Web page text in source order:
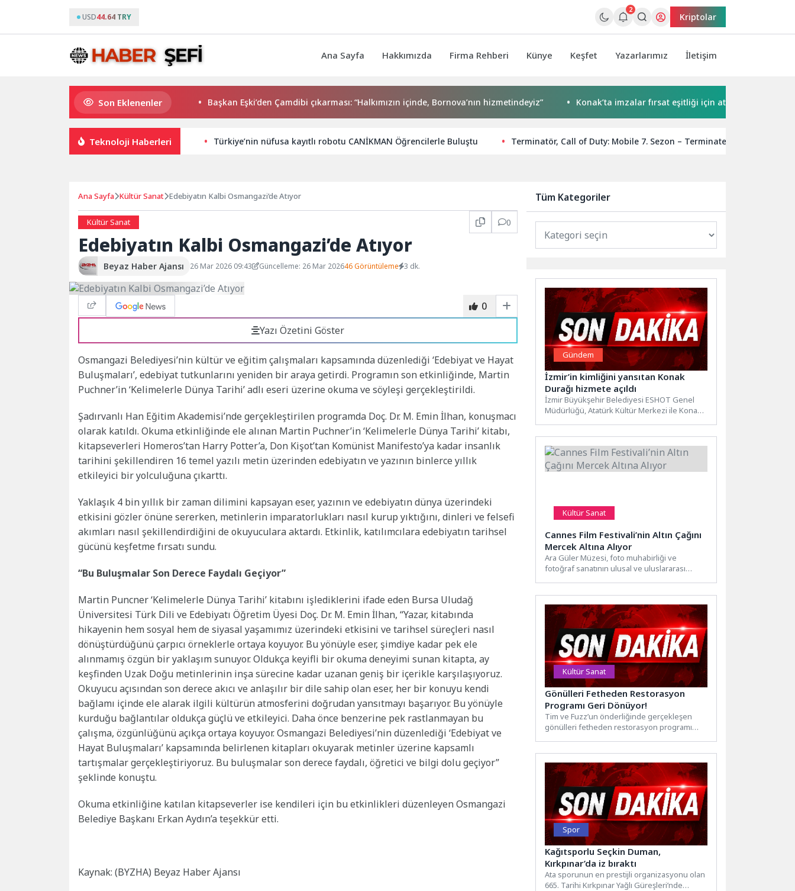
USD44.64 TRY
2
Kriptolar
Ana Sayfa Hakkımızda Firma Rehberi Künye Keşfet Yazarlarımız İletişim
Son Eklenenler
K. Menderes’te AKTAŞ Bereketi Başkan Eşki’den Çamdibi çıkarması: “Halkımızın içinde, Bornova’nın hizmetindeyiz” Konak’ta imzalar fırsat eşitliği için atıldı
Teknoloji Haberleri Türkiye’nin nüfusa kayıtlı robotu CANİKMAN Öğrencilerle Buluştu Terminatör, Call of Duty: Mobile 7. Sezon – Terminated ile Geliyor
Ana Sayfa Kültür Sanat Edebiyatın Kalbi Osmangazi’de Atıyor
Kültür Sanat 0
Edebiyatın Kalbi Osmangazi’de Atıyor
Beyaz Haber Ajansı 26 Mar 2026 09:43 Güncelleme: 26 Mar 202646 Görüntüleme 3 dk.
0
Yazı Özetini Göster
Osmangazi Belediyesi’nin kültür ve eğitim çalışmaları kapsamında düzenlediği ‘Edebiyat ve Hayat
Buluşmaları’, edebiyat tutkunlarını yeniden bir araya getirdi. Programın son etkinliğinde, Martin
Puchner’in ‘Kelimelerle Dünya Tarihi’ adlı eseri üzerine okuma ve söyleşi gerçekleştirildi.
Şadırvanlı Han Eğitim Akademisi’nde gerçekleştirilen programda Doç. Dr. M. Emin İlhan, konuşmacı
olarak katıldı. Okuma etkinliğinde ele alınan Martin Puchner’in ‘Kelimelerle Dünya Tarihi’ kitabı,
kitapseverleri Homeros’tan Harry Potter’a, Don Kişot’tan Komünist Manifesto’ya kadar insanlık
tarihini şekillendiren 16 temel yazılı metin üzerinden edebiyatın ve yazının binlerce yıllık
etkileyici bir yolculuğuna çıkarttı.
Yaklaşık 4 bin yıllık bir zaman dilimini kapsayan eser, yazının ve edebiyatın dünya üzerindeki
etkisini gözler önüne sererken, metinlerin imparatorlukları nasıl kurup yıktığını, dinleri ve felsefi
akımları nasıl şekillendirdiğini de okuyuculara aktardı. Etkinlik, katılımcılara edebiyatın tarihsel
gücünü keşfetme fırsatı sundu.
“Bu Buluşmalar Son Derece Faydalı Geçiyor”
Martin Puncner ‘Kelimelerle Dünya Tarihi’ kitabını işlediklerini ifade eden Bursa Uludağ
Üniversitesi Türk Dili ve Edebiyatı Öğretim Üyesi Doç. Dr. M. Emin İlhan, “Yazar, kitabında
hikayenin hem sosyal hem de siyasal yaşamımız üzerindeki etkisini ve tarihsel süreçleri nasıl
dönüştürdüğünü çarpıcı örneklerle ortaya koyuyor. Bu yönüyle eser, şimdiye kadar pek ele
alınmamış özgün bir yaklaşım sunuyor. Oldukça keyifli bir okuma deneyimi sunan kitapta, ay
keşfinden Uzak Doğu metinlerinin inşa sürecine kadar uzanan geniş bir içerikle karşılaşıyoruz.
Okuyucu açısından son derece akıcı ve anlaşılır bir dile sahip olan eser, her bir konuyu kendi
bağlamı içinde ele alarak ilgili kültürün atmosferini doğrudan yansıtmayı başarıyor. Bu yönüyle
kurduğu bağlantılar oldukça güçlü ve etkileyici. Daha önce benzerine pek rastlanmayan bu
çalışma, özgünlüğünü açıkça ortaya koyuyor. Osmangazi Belediyesi’nin düzenlediği ‘Edebiyat ve
Hayat Buluşmaları’ kapsamında belirlenen kitapları okuyarak metinler üzerine kapsamlı
tartışmalar gerçekleştiriyoruz. Bu buluşmalar son derece faydalı, öğretici ve bilgi dolu geçiyor”
şeklinde konuştu.
Okuma etkinliğine katılan kitapseverler ise kendileri için bu etkinlikleri düzenleyen Osmangazi
Belediye Başkanı Erkan Aydın’a teşekkür etti.
Kaynak: (BYZHA) Beyaz Haber Ajansı
Tüm Kategoriler
Gündem
İzmir’in kimliğini yansıtan Konak
Durağı hizmete açıldı
İzmir Büyükşehir Belediyesi ESHOT Genel
Müdürlüğü, Atatürk Kültür Merkezi ile Konak
Kültür Sanat
Cannes Film Festivali’nin Altın Çağını
Mercek Altına Alıyor
Ara Güler Müzesi, foto muhabirliği ve
fotoğraf sanatının ulusal ve uluslararası
Kültür Sanat
Gönülleri Fetheden Restorasyon
Programı Geri Dönüyor!
Tim ve Fuzz’un önderliğinde gerçekleşen
gönülleri fetheden restorasyon programı
Spor
Kağıtsporlu Seçkin Duman,
Kırkpınar’da iz bıraktı
Ata sporunun en prestijli organizasyonu olan
665. Tarihi Kırkpınar Yağlı Güreşleri’nde